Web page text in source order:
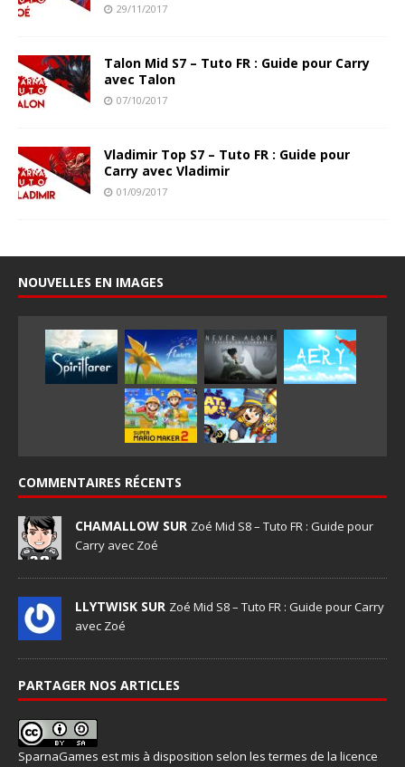
29/11/2017
Talon Mid S7 – Tuto FR : Guide pour Carry
avec Talon
07/10/2017
Vladimir Top S7 – Tuto FR : Guide pour
Carry avec Vladimir
01/09/2017
NOUVELLES EN IMAGES
COMMENTAIRES RÉCENTS
CHAMALLOW SUR Zoé Mid S8 – Tuto FR : Guide pour
Carry avec Zoé
LLYTWISK SUR Zoé Mid S8 – Tuto FR : Guide pour Carry
avec Zoé
PARTAGER NOS ARTICLES
SparnaGames est mis à disposition selon les termes de la licence